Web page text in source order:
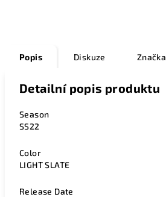
Popis Diskuze Značka
Detailní popis produktu
Season
SS22
Color
LIGHT SLATE
Release Date